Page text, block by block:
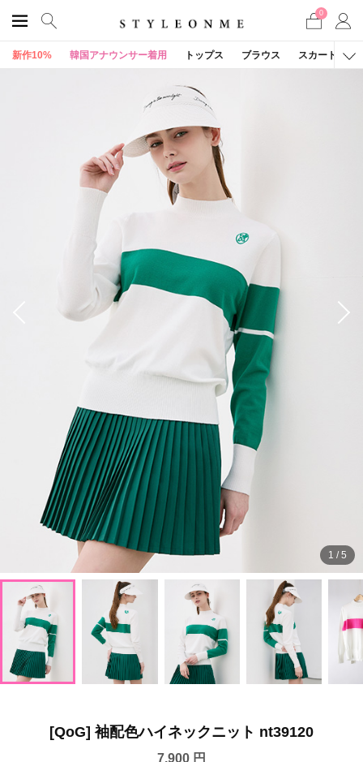
0
新作10% 韓国アナウンサー着用 トップス ブラウス スカート
1 /5
[QoG] 袖配色ハイネックニット nt39120
7,900 円